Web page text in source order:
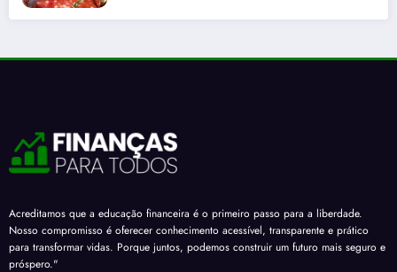
Acreditamos que a educação financeira é o primeiro passo para a liberdade.
Nosso compromisso é oferecer conhecimento acessível, transparente e prático
para transformar vidas. Porque juntos, podemos construir um futuro mais seguro e
próspero."